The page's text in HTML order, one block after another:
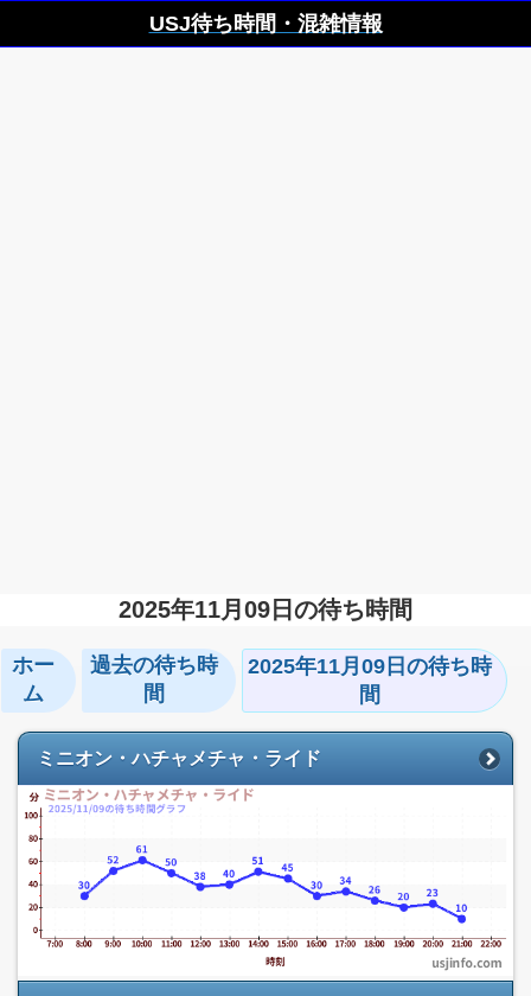
USJ待ち時間・混雑情報
2025年11月09日の待ち時間
ホー
ム
過去の待ち時
間
2025年11月09日の待ち時
間
ミニオン・ハチャメチャ・ライド